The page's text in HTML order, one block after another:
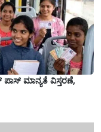
ಮಾನ್ಯತೆ ವಿಸ್ತರಣೆ,